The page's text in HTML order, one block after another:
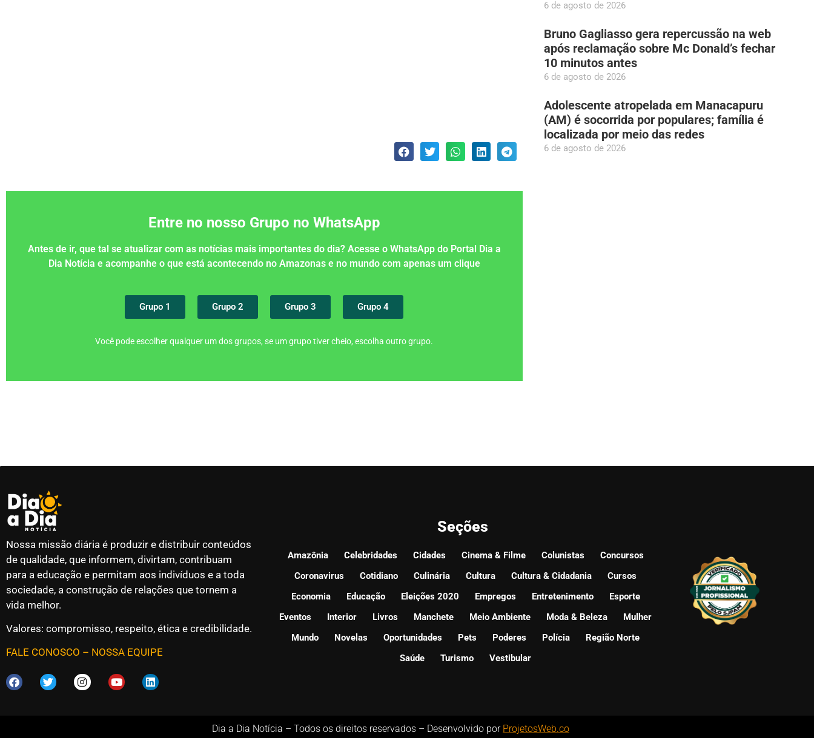
Entre no nosso Grupo no WhatsApp
Antes de ir, que tal se atualizar com as notícias mais importantes do dia? Acesse o WhatsApp do Portal Dia a
Dia Notícia e acompanhe o que está acontecendo no Amazonas e no mundo com apenas um clique
Grupo 1 Grupo 2 Grupo 3 Grupo 4
Você pode escolher qualquer um dos grupos, se um grupo tiver cheio, escolha outro grupo.
6 de agosto de 2026
Bruno Gagliasso gera repercussão na web
após reclamação sobre Mc Donald’s fechar
10 minutos antes
6 de agosto de 2026
Adolescente atropelada em Manacapuru
(AM) é socorrida por populares; família é
localizada por meio das redes
6 de agosto de 2026
Nossa missão diária é produzir e distribuir conteúdos
de qualidade, que informem, divirtam, contribuam
para a educação e permitam aos indivíduos e a toda
sociedade, a construção de relações que tornem a
vida melhor.
Valores: compromisso, respeito, ética e credibilidade.
FALE CONOSCO – NOSSA EQUIPE
Seções
Amazônia Celebridades Cidades Cinema & Filme Colunistas
Concursos
Coronavirus
Cotidiano Culinária Cultura Cultura & Cidadania
Cursos
Economia
Educação Eleições 2020 Empregos Entretenimento
Esporte
Eventos
Interior Livros Manchete Meio Ambiente Moda & Beleza
Mulher
Mundo
Novelas Oportunidades Pets Poderes Polícia
Região Norte
Saúde
Turismo Vestibular
Dia a Dia Notícia – Todos os direitos reservados – Desenvolvido por ProjetosWeb.co